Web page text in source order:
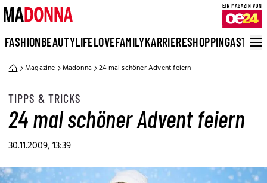
FASHIONBEAUTYLIFELOVEFAMILYKARRIERESHOPPINGASTRO
Magazine Madonna 24 mal schöner Advent feiern
TIPPS & TRICKS
24 mal schöner Advent feiern
30.11.2009, 13:39